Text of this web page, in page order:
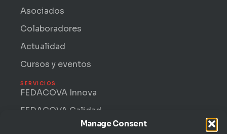
Manage Consent
Asociados
Colaboradores
Actualidad
Cursos y eventos
SERVICIOS
FEDACOVA Innova
FEDACOVA Calidad
Internacional · ENTRII